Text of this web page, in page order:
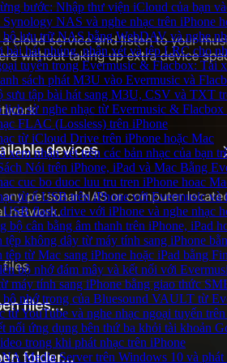
bước: Nhập thư viện iCloud của bạn
NAS và nghe nhạc trên iPhone
bộ lưu trữ NAS bằng WebDAV và nghe
bài hát nhúng, nhận xét và tệp LRC cho
tuyến trong Evermusic & Flacbox: Tải
sách phát M3U vào Evermusic và
sưu tập bài hát sang M3U, CSV và TXT
lịch sử nghe nhạc từ Evermusic & Flacbox
FLAC (Lossless) trên iPhone
từ iCloud Drive trên iPhone hoặc Mac
xem nhận xét trên các bản nhạc của bạn
Nói trên iPhone, iPad và Mac Bằng
cuc bo duoc luu tru tren iPhone hoac
từ ổ USB trên iPhone với Evermusic và
flash drive với iPhone và nghe nhạc
bộ cân bằng âm thanh trên iPhone, iPad
tệp không dây từ máy tính sang iPhone
tệp từ Mac sang iPhone hoặc iPad bằng
bộ nhớ đám mây và kết nối với
máy tính sang iPhone bằng giao thức
bộ nhớ trong của Bluesound VAULT từ
từ YouTube và nghe nhạc ngoại tuyến
nối ứng dụng bên thứ ba khỏi tài khoản
trong khi phát nhạc trên iPhone
Media Server trên Windows 10 và phát